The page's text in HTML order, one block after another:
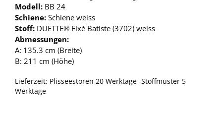
Modell: BB 24
Schiene: Schiene weiss
Stoff: DUETTE® Fixé Batiste (3702) weiss
Abmessungen:
A: 135.3 cm (Breite)
B: 211 cm (Höhe)
Lieferzeit: Plisseestoren 20 Werktage -Stoffmuster 5
Werktage